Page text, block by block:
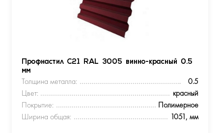
Профнастил С21 RAL 3005 винно-красный 0.5
мм
Толщина металла:
0.5
Цвет:
красный
Покрытие:
Полимерное
Ширина общая:
1051, мм